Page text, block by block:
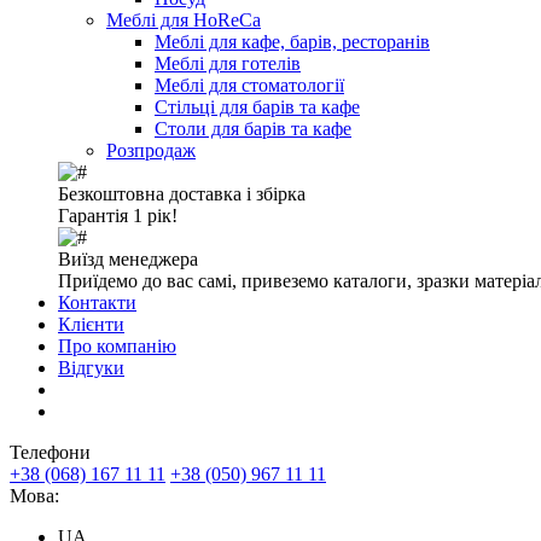
Меблі для HoReCa
Меблі для кафе, барів, ресторанів
Меблі для готелів
Меблі для стоматології
Стільці для барів та кафе
Столи для барів та кафе
Розпродаж
Безкоштовна доставка і збірка
Гарантія 1 рік!
Виїзд менеджера
Приїдемо до вас самі, привеземо каталоги, зразки
Контакти
Клієнти
Про компанію
Відгуки
Телефони
+38 (068) 167 11 11 +38 (050) 967 11 11
Мова:
UA